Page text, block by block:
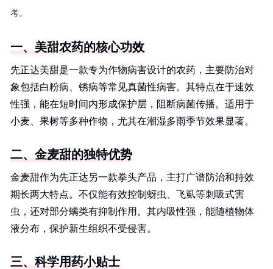
考。
一、美甜农药的核心功效
先正达美甜是一款专为作物病害设计的农药，主要防治对
象包括白粉病、锈病等常见真菌性病害。其特点在于速效
性强，能在短时间内形成保护层，阻断病菌传播。适用于
小麦、果树等多种作物，尤其在潮湿多雨季节效果显著。
二、金麦甜的独特优势
金麦甜作为先正达另一款拳头产品，主打广谱防治和持效
期长两大特点。不仅能有效控制蚜虫、飞虱等刺吸式害
虫，还对部分螨类有抑制作用。其内吸性强，能随植物体
液分布，保护新生组织不受侵害。
三、科学用药小贴士